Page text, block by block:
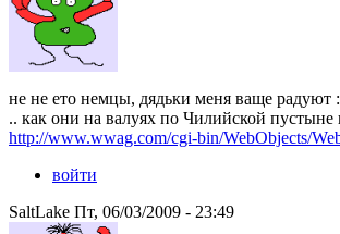
не не ето немцы, дядьки меня ваще радуют
.. как они на валуях по Чилийской пустыне
http://www.wwag.com/cgi-bin/WebObjects/
войти
SaltLake Пт, 06/03/2009 - 23:49